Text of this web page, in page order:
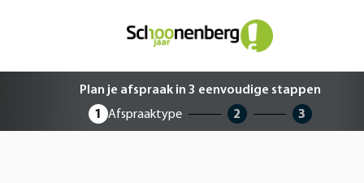
Plan je afspraak in 3 eenvoudige
Plan je afspraak in 3 eenvoudige stappen
1
Afspraaktype 2 3